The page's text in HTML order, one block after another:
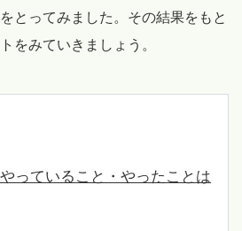
とってみました。その結果をもと
をみていきましょう。
っていること・やったことは